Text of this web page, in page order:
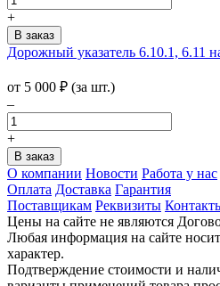
+
Дорожный указатель 6.10.1, 6.11
от 5 000 ₽ (за шт.)
–
+
О компании Новости Работа у нас
Оплата Доставка Гарантия
Поставщикам Реквизиты
Цены на сайте не являются
Любая информация на сайте
характер.
Подтверждение стоимости и